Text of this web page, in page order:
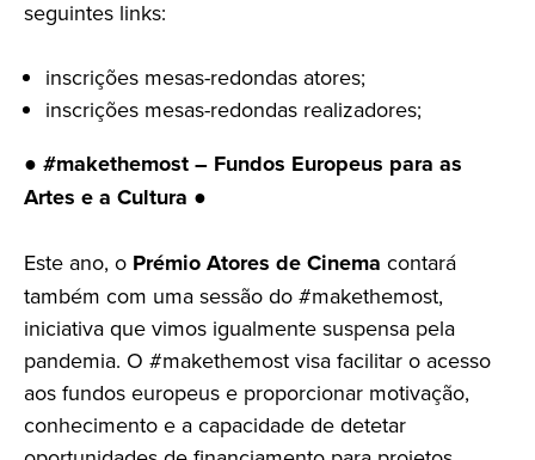
seguintes links:
inscrições mesas-redondas atores;
inscrições mesas-redondas realizadores;
● #makethemost – Fundos Europeus para as
Artes e a Cultura ●
Este ano, o Prémio Atores de Cinema contará
também com uma sessão do #makethemost,
iniciativa que vimos igualmente suspensa pela
pandemia. O #makethemost visa facilitar o acesso
aos fundos europeus e proporcionar motivação,
conhecimento e a capacidade de detetar